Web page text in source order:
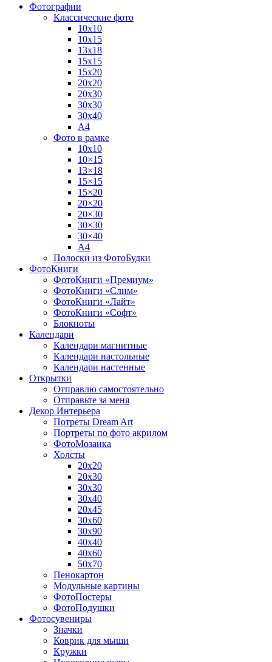
Фотографии
Классические фото
10х10
10х15
13х18
15х15
15х20
20х20
20х30
30х30
30х40
А4
Фото в рамке
10х10
10×15
13×18
15×15
15×20
20×20
20×30
30×30
30×40
A4
Полоски из ФотоБудки
ФотоКниги
ФотоКниги «Премиум»
ФотоКниги «Слим»
ФотоКниги «Лайт»
ФотоКниги «Софт»
Блокноты
Календари
Календари магнитные
Календари настольные
Календари настенные
Открытки
Отправлю самостоятельно
Отправьте за меня
Декор Интерьера
Потреты Dream Art
Портреты по фото акрилом
ФотоМозаика
Холсты
20х20
20х30
30х30
30х40
20х45
30х60
30х90
40х40
40х60
50х70
Пенокартон
Модульные картины
ФотоПостеры
ФотоПодушки
Фотоcувениры
Значки
Коврик для мыши
Кружки